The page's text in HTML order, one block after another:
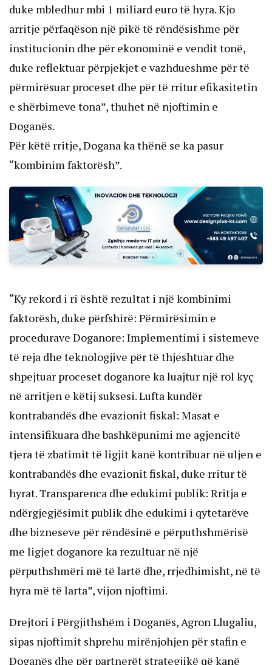
duke mbledhur mbi 1 miliard euro të hyra. Kjo
arritje përfaqëson një pikë të rëndësishme për
institucionin dhe për ekonominë e vendit tonë,
duke reflektuar përpjekjet e vazhdueshme për të
përmirësuar proceset dhe për të rritur efikasitetin
e shërbimeve tona”, thuhet në njoftimin e
Doganës.
Për këtë rritje, Dogana ka thënë se ka pasur
“kombinim faktorësh”.
“Ky rekord i ri është rezultat i një kombinimi
faktorësh, duke përfshirë: Përmirësimin e
procedurave Doganore: Implementimi i sistemeve
të reja dhe teknologjive për të thjeshtuar dhe
shpejtuar proceset doganore ka luajtur një rol kyç
në arritjen e këtij suksesi. Lufta kundër
kontrabandës dhe evazionit fiskal: Masat e
intensifikuara dhe bashkëpunimi me agjencitë
tjera të zbatimit të ligjit kanë kontribuar në uljen e
kontrabandës dhe evazionit fiskal, duke rritur të
hyrat. Transparenca dhe edukimi publik: Rritja e
ndërgjegjësimit publik dhe edukimi i qytetarëve
dhe bizneseve për rëndësinë e përputhshmërisë
me ligjet doganore ka rezultuar në një
përputhshmëri më të lartë dhe, rrjedhimisht, në të
hyra më të larta”, vijon njoftimi.
Drejtori i Përgjithshëm i Doganës, Agron Llugaliu,
sipas njoftimit shprehu mirënjohjen për stafin e
Doganës dhe për partnerët strategjikë që kanë